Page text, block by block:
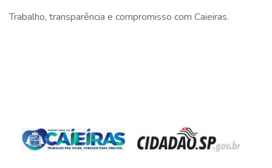
Trabalho, transparência e compromisso com Caieiras.